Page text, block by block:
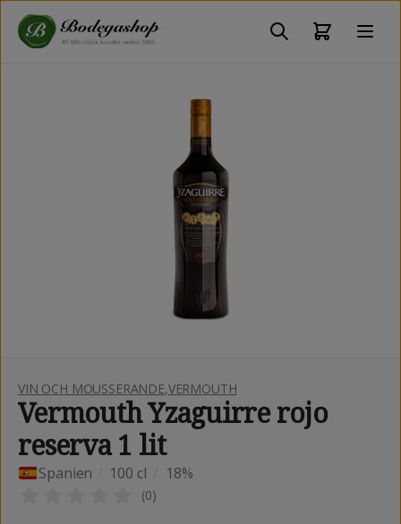
VIN OCH MOUSSERANDE,VERMOUTH
Vermouth Yzaguirre rojo
reserva 1 lit
Spanien 100 cl 18%
(0)